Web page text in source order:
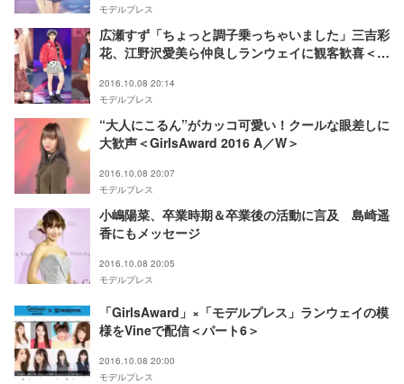
モデルプレス
広瀬すず「ちょっと調子乗っちゃいました」三吉彩
花、江野沢愛美ら仲良しランウェイに観客歓喜＜
2016.10.08 20:14
モデルプレス
“大人にこるん”がカッコ可愛い！クールな眼差しに
大歓声＜GirlsAward 2016 A／W＞
2016.10.08 20:07
モデルプレス
小嶋陽菜、卒業時期＆卒業後の活動に言及 島崎遥
香にもメッセージ
2016.10.08 20:05
モデルプレス
「GirlsAward」×「モデルプレス」ランウェイの模
様をVineで配信＜パート6＞
2016.10.08 20:00
モデルプレス